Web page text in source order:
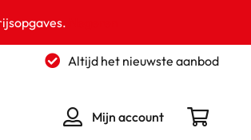
Altijd het nieuwste aanbod
Mijn account